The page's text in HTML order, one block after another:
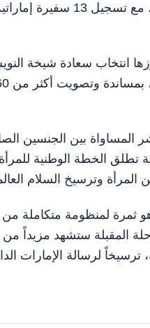
وأشارت المتحدثات إلى وجود أكثر من 580 امرأة إماراتية في السلك الدبلوماسي والبعثات، مع تسجيل 13
انتخاب سعادة شيخة
أميناً عاماً لمنظمة الأمم المتحدة
المساواة بين الجنسين
أول دولة خليجية تطلق الخطة الوطنية للمرأة
ثمرة لمنظومة متكاملة من
المقبلة ستشهد مزيداً من
لرسالة الإمارات